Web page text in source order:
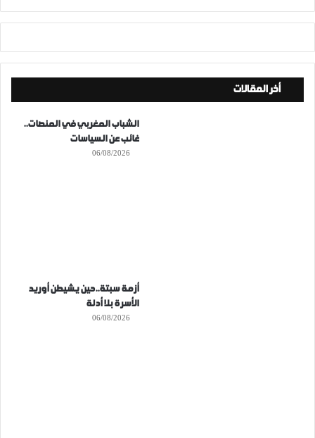
أخر المقالات
الشباب المغربي في المنصات..
غائب عن السياسات
06/08/2026
أزمة سبتة..حين يشيطن أوريد
الأسرة بلا أدلة
06/08/2026